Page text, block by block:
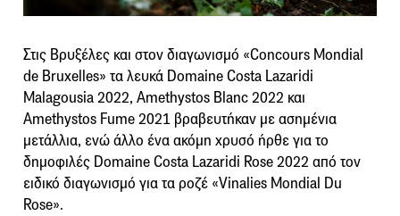
Στις Βρυξέλες και στον διαγωνισμό «Concours Mondial
de Bruxelles» τα λευκά Domaine Costa Lazaridi
Malagousia 2022, Amethystos Blanc 2022 και
Amethystos Fume 2021 βραβευτήκαν με ασημένια
μετάλλια, ενώ άλλο ένα ακόμη χρυσό ήρθε για το
δημοφιλές Domaine Costa Lazaridi Rose 2022 από τον
ειδικό διαγωνισμό για τα ροζέ «Vinalies Mondial Du
Rose».